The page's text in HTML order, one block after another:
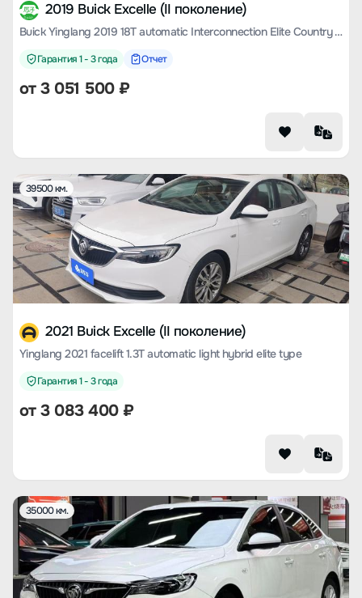
2019 Buick Excelle (II поколение)
Buick Yinglang 2019 18T automatic Interconnection Elite Country VI
Гарантия 1 - 3 года Отчет
от3 051 500₽
39500 км.
2021 Buick Excelle (II поколение)
Yinglang 2021 facelift 1.3T automatic light hybrid elite type
Гарантия 1 - 3 года
от3 083 400₽
35000 км.